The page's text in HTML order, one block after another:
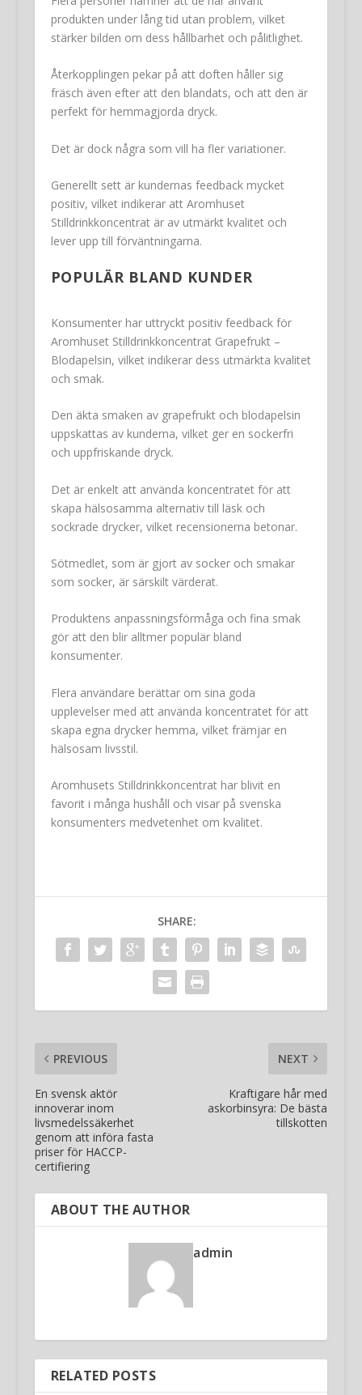
produkten under lång tid utan problem, vilket
stärker bilden om dess hållbarhet och pålitlighet.
Återkopplingen pekar på att doften håller sig
fräsch även efter att den blandats, och att den är
perfekt för hemmagjorda dryck.
Det är dock några som vill ha fler variationer.
Generellt sett är kundernas feedback mycket
positiv, vilket indikerar att Aromhuset
Stilldrinkkoncentrat är av utmärkt kvalitet och
lever upp till förväntningarna.
POPULÄR BLAND KUNDER
Konsumenter har uttryckt positiv feedback för
Aromhuset Stilldrinkkoncentrat Grapefrukt –
Blodapelsin, vilket indikerar dess utmärkta kvalitet
och smak.
Den äkta smaken av grapefrukt och blodapelsin
uppskattas av kunderna, vilket ger en sockerfri
och uppfriskande dryck.
Det är enkelt att använda koncentratet för att
skapa hälsosamma alternativ till läsk och
sockrade drycker, vilket recensionerna betonar.
Sötmedlet, som är gjort av socker och smakar
som socker, är särskilt värderat.
Produktens anpassningsförmåga och fina smak
gör att den blir alltmer populär bland
konsumenter.
Flera användare berättar om sina goda
upplevelser med att använda koncentratet för att
skapa egna drycker hemma, vilket främjar en
hälsosam livsstil.
Aromhusets Stilldrinkkoncentrat har blivit en
favorit i många hushåll och visar på svenska
konsumenters medvetenhet om kvalitet.
SHARE:
PREVIOUS
En svensk aktör
innoverar inom
livsmedelssäkerhet
genom att införa fasta
priser för HACCP-
certifiering
NEXT
Kraftigare hår med
askorbinsyra: De bästa
tillskotten
ABOUT THE AUTHOR
admin
RELATED POSTS